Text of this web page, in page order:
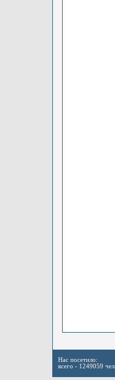
Нас посетило:
всего - 1249059 чел.